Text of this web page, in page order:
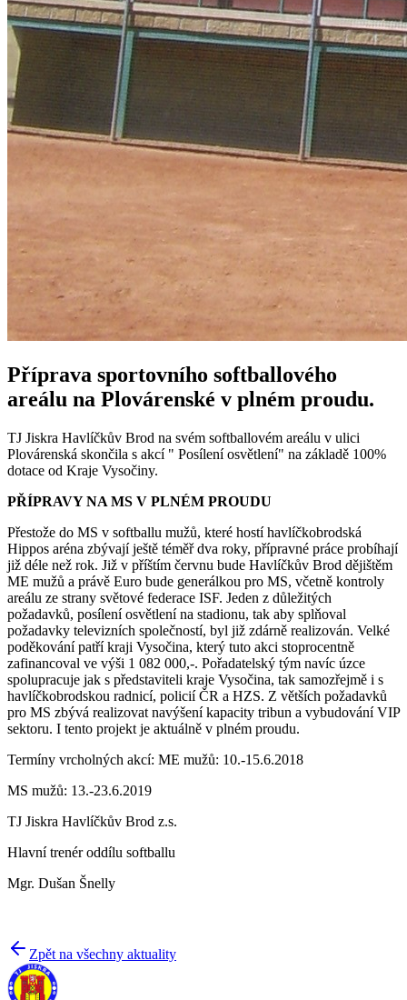
Příprava sportovního softballového
areálu na Plovárenské v plném proudu.
TJ Jiskra Havlíčkův Brod na svém softballovém areálu v ulici
Plovárenská skončila s akcí " Posílení osvětlení" na základě 100%
dotace od Kraje Vysočiny.
PŘÍPRAVY NA MS V PLNÉM PROUDU
Přestože do MS v softballu mužů, které hostí havlíčkobrodská
Hippos aréna zbývají ještě téměř dva roky, přípravné práce probíhají
již déle než rok. Již v příštím červnu bude Havlíčkův Brod dějištěm
ME mužů a právě Euro bude generálkou pro MS, včetně kontroly
areálu ze strany světové federace ISF. Jeden z důležitých
požadavků, posílení osvětlení na stadionu, tak aby splňoval
požadavky televizních společností, byl již zdárně realizován. Velké
poděkování patří kraji Vysočina, který tuto akci stoprocentně
zafinancoval ve výši 1 082 000,-. Pořadatelský tým navíc úzce
spolupracuje jak s představiteli kraje Vysočina, tak samozřejmě i s
havlíčkobrodskou radnicí, policií ČR a HZS. Z větších požadavků
pro MS zbývá realizovat navýšení kapacity tribun a vybudování VIP
sektoru. I tento projekt je aktuálně v plném proudu.
Termíny vrcholných akcí: ME mužů: 10.-15.6.2018
MS mužů: 13.-23.6.2019
TJ Jiskra Havlíčkův Brod z.s.
Hlavní trenér oddílu softballu
Mgr. Dušan Šnelly
Zpět na všechny aktuality